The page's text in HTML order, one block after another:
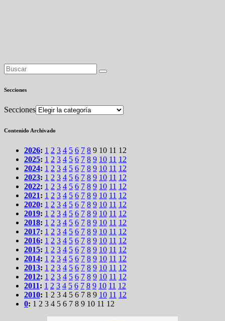
Secciones
Secciones
Contenido Archivado
2026: 1 2 3 4 5 6 7 8 9 10 11 12
2025: 1 2 3 4 5 6 7 8 9 10 11 12
2024: 1 2 3 4 5 6 7 8 9 10 11 12
2023: 1 2 3 4 5 6 7 8 9 10 11 12
2022: 1 2 3 4 5 6 7 8 9 10 11 12
2021: 1 2 3 4 5 6 7 8 9 10 11 12
2020: 1 2 3 4 5 6 7 8 9 10 11 12
2019: 1 2 3 4 5 6 7 8 9 10 11 12
2018: 1 2 3 4 5 6 7 8 9 10 11 12
2017: 1 2 3 4 5 6 7 8 9 10 11 12
2016: 1 2 3 4 5 6 7 8 9 10 11 12
2015: 1 2 3 4 5 6 7 8 9 10 11 12
2014: 1 2 3 4 5 6 7 8 9 10 11 12
2013: 1 2 3 4 5 6 7 8 9 10 11 12
2012: 1 2 3 4 5 6 7 8 9 10 11 12
2011: 1 2 3 4 5 6 7 8 9 10 11 12
2010: 1 2 3 4 5 6 7 8 9 10 11 12
0: 1 2 3 4 5 6 7 8 9 10 11 12